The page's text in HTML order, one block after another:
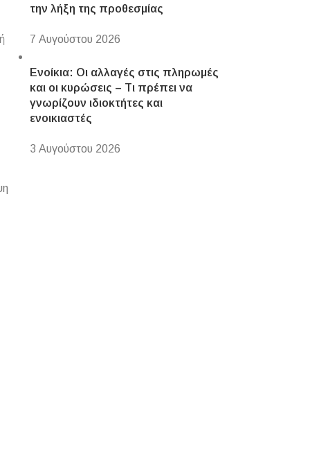
την λήξη της προθεσμίας
7 Αυγούστου 2026
Ενοίκια: Οι αλλαγές στις πληρωμές
και οι κυρώσεις – Τι πρέπει να
γνωρίζουν ιδιοκτήτες και
ενοικιαστές
3 Αυγούστου 2026